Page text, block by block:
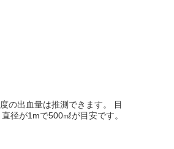
の出血量は推測できます。 目
径が1mで500㎖が目安です。